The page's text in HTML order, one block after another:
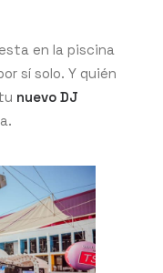
en la piscina
sí solo. Y quién
nuevo DJ